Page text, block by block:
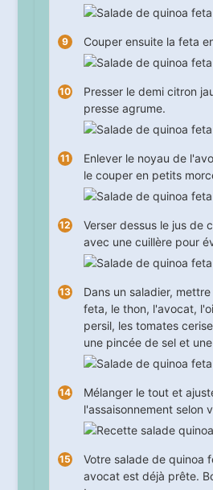
Couper ensuite la feta
Presser le demi citron
presse agrume.
Enlever le noyau de
le couper en petits
Verser dessus le jus de
avec une cuillère pour
Dans un saladier,
feta, le thon, l'avocat,
persil, les tomates
une pincée de sel et
Mélanger le tout et
l'assaisonnement selon
Votre salade de quinoa
avocat est déjà prête.